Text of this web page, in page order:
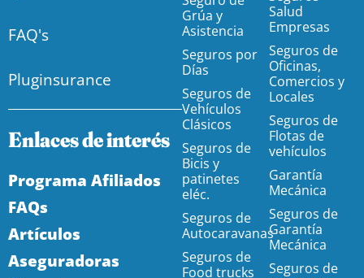
FAQ's
Pluginsurance
Enlaces de interés
Programa Afiliados
FAQs
Artículos
Aseguradoras
Grúa y
Asistencia
Seguros por
Días
Seguros de
Vehículos
Clásicos
Seguros de
Bicis y
patinetes
eléc.
Seguros de
Autocaravanas
Seguros de
Food trucks
Salud
Empresas
Seguros de
Oficinas,
Comercios y
Locales
Seguros de
Flotas de
vehículos
Garantía
Mecánica
Seguros de
Garantía
Mecánica
Seguros de